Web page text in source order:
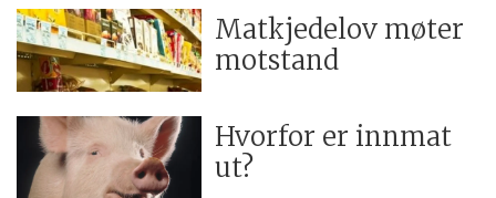
Matkjedelov møter
motstand
Hvorfor er innmat
ut?